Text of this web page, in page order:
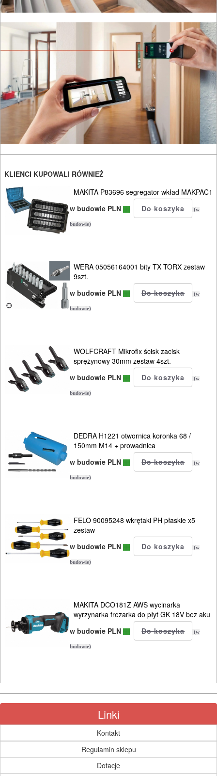
OGRODNICZE
NARZĘDZIA
PILARKI-
KOSIARKI-
KOSY
MYJKI
CIŚNIENIOWE
KLIENCI KUPOWALI RÓWNIEŻ
MAKITA P83696 segregator wkład MAKPAC1
w budowie PLN
(w
budowie)
WERA 05056164001 bity TX TORX zestaw
9szt.
w budowie PLN
(w
budowie)
WOLFCRAFT Mikrofix ścisk zacisk
sprężynowy 30mm zestaw 4szt.
w budowie PLN
(w
budowie)
DEDRA H1221 otwornica koronka 68 /
150mm M14 + prowadnica
w budowie PLN
(w
budowie)
FELO 90095248 wkrętaki PH płaskie x5
zestaw
w budowie PLN
(w
budowie)
MAKITA DCO181Z AWS wycinarka
wyrzynarka frezarka do płyt GK 18V bez aku
w budowie PLN
(w
budowie)
Linki
Kontakt
Regulamin sklepu
Dotacje